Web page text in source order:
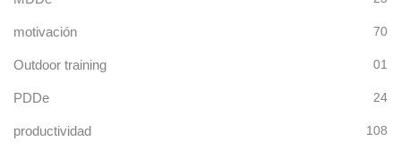
motivación 70
Outdoor training 01
PDDe 24
productividad 108